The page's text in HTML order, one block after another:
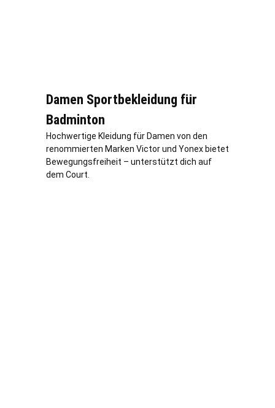
Damen Sportbekleidung für
Badminton
Hochwertige Kleidung für Damen von den
renommierten Marken Victor und Yonex bietet
Bewegungsfreiheit – unterstützt dich auf
dem Court.